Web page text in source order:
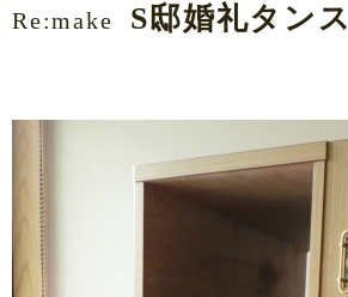
Re:make S邸婚礼タンス